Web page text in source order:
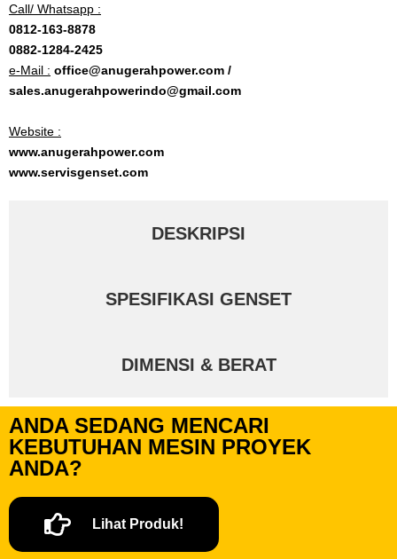
Call/ Whatsapp :
0812-163-8878
0882-1284-2425
e-Mail : office@anugerahpower.com /
sales.anugerahpowerindo@gmail.com
Website :
www.anugerahpower.com
www.servisgenset.com
DESKRIPSI
SPESIFIKASI GENSET
DIMENSI & BERAT
ANDA SEDANG MENCARI
KEBUTUHAN MESIN PROYEK
ANDA?
Lihat Produk!